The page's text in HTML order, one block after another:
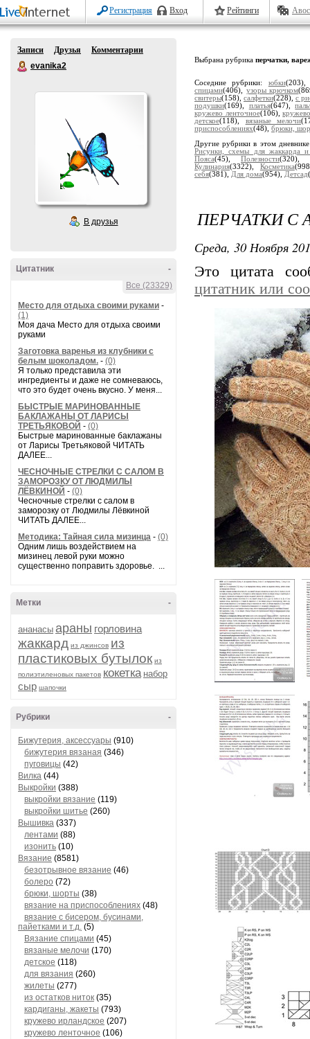
Регистрация Вход Рейтинги
Записи Друзья
Комментарии
evanika2
В друзья
-
Цитатник
Все (23329)
Место для отдыха своими руками -
(1)
Моя дача Место для отдыха своими
руками
Заготовка варенья из клубники с
белым шоколадом. - (0)
Я только представила эти
ингредиенты и даже не сомневаюсь,
что это будет очень вкусно. У меня...
БЫСТРЫЕ МАРИНОВАННЫЕ
БАКЛАЖАНЫ ОТ ЛАРИСЫ
ТРЕТЬЯКОВОЙ - (0)
Быстрые маринованные баклажаны
от Ларисы Третьяковой ЧИТАТЬ
ДАЛЕЕ...
ЧЕСНОЧНЫЕ СТРЕЛКИ С САЛОМ В
ЗАМОРОЗКУ ОТ ЛЮДМИЛЫ
ЛЁВКИНОЙ - (0)
Чесночные стрелки с салом в
заморозку от Людмилы Лёвкиной
ЧИТАТЬ ДАЛЕЕ...
Методика: Тайная сила мизинца - (0)
Одним лишь воздействием на
мизинец левой руки можно
существенно поправить здоровье. ...
-
Метки
ананасы араны горловина
жаккард из джинсов из
пластиковых бутылок из
полиэтиленовых пакетов кокетка набор
сыр шапочки
-
Рубрики
Бижутерия, аксессуары (910)
бижутерия вязаная (346)
пуговицы (42)
Вилка (44)
Выкройки (388)
выкройки вязание (119)
выкройки шитье (260)
Вышивка (337)
лентами (88)
изонить (10)
Вязание (8581)
безотрывное вязание (46)
болеро (72)
брюки, шорты (38)
вязание на приспособлениях (48)
вязание с бисером, бусинами,
пайетками и т.д. (5)
Вязание спицами (45)
вязаные мелочи (170)
детское (118)
для вязания (260)
жилеты (277)
из остатков ниток (35)
кардиганы, жакеты (793)
кружево ирландское (207)
кружево ленточное (106)
Выбрана рубрика перчатки,
Соседние рубрики: юбки
спицами(406), узоры крючком
свитеры(158), салфетки(228), с
подушки(169), платья(647),
кружево ленточное(106),
детское(118), вязаные мелочи
приспособлениях(48), брюки,
Другие рубрики в этом
Рисунки, схемы для жаккарда
Пояса(45), Полезности(320),
Кулинария(3322), Косметика
себя(381), Для дома(954), Детсад
ПЕРЧАТКИ С
Среда, 30 Ноября
Это цитата
цитатник или